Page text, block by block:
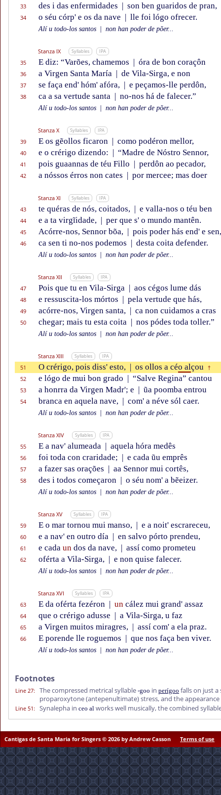
33 des i das enfermidades | son ben guaridos de pran,
34 o séu córp' e os da nave | lle foi lógo ofrecer.
Alí u todo-los santos non han poder de põer...
Stanza IX Syllables IPA
35 E diz: “Varões, chamemos | óra de bon coraçôn
36 a Virgen Santa María | de Vila-Sirga, e non
37 se faça end' hóm' afóra, | e peçamos-lle perdôn,
38 ca a sa vertude santa | no-nos há de falecer.”
Alí u todo-los santos non han poder de põer...
Stanza X Syllables IPA
39 E os gẽollos ficaron | como podéron mellor,
40 e o crérigo dizendo: | “Madre de Nóstro Sennor,
41 pois guaannas de téu Fillo | perdôn ao pecador,
42 a nóssos érros non cates | por mercee; mas doer
Stanza XI Syllables IPA
43 te quéras de nós, coitados, | e valla-nos o téu ben
44 e a ta virgĩidade, | per que s' o mundo mantên.
45 Acórre-nos, Sennor bõa, | pois poder hás end' e sen,
46 ca sen ti no-nos podemos | desta coita defender.
Alí u todo-los santos non han poder de põer...
Stanza XII Syllables IPA
47 Pois que tu en Vila-Sirga | aos cégos lume dás
48 e ressuscita-los mórtos | pela vertude que hás,
49 acórre-nos, Virgen santa, | ca non cuidamos a cras
50 chegar; mais tu esta coita | nos pódes toda toller.”
Alí u todo-los santos non han poder de põer...
Stanza XIII Syllables IPA
51 O crérigo, pois diss' esto, | os ollos a céo alçou †
52 e lógo de mui bon grado | “Salve Regina” cantou
53 a honrra da Virgen Madr'; e | ũa poomba entrou
54 branca en aquela nave, | com' a néve sól caer.
Alí u todo-los santos non han poder de põer...
Stanza XIV Syllables IPA
55 E a nav' alumeada | aquela hóra medês
56 foi toda con craridade; | e cada ũu emprês
57 a fazer sas orações | aa Sennor mui cortês,
58 des i todos começaron | o séu nom' a bẽeizer.
Alí u todo-los santos non han poder de põer...
Stanza XV Syllables IPA
59 E o mar tornou mui manso, | e a noit' escrareceu,
60 e a nav' en outro día | en salvo pórto prendeu,
61 e cada un dos da nave, | assí como prometeu
62 oférta a Vila-Sirga, | e non quise falecer.
Alí u todo-los santos non han poder de põer...
Stanza XVI Syllables IPA
63 E da oférta fezéron | un cález mui grand' assaz
64 que o crérigo adusse | a Vila-Sirga, u faz
65 a Virgen muitos miragres, | assí com' a ela praz.
66 E porende lle roguemos | que nos faça ben viver.
Alí u todo-los santos non han poder de põer...
Footnotes
Line 27: The compressed metrical syllable -goo in perígoo falls on just a
proparoxytone (antepenultimate) stress, and the
Line 51: Synalepha in ceo al works well musically, the combined
Cantigas de Santa Maria for Singers © 2026 by Andrew Casson Terms of use